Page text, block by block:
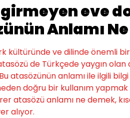
girmeyen eve
Anlamı
kültüründe ve dilinde önemli
de Türkçede yaygın
atasözünün anlamı ile ilgili
doğru bir kullanım yapmak
atasözü anlamı ne demek,
alıyor.